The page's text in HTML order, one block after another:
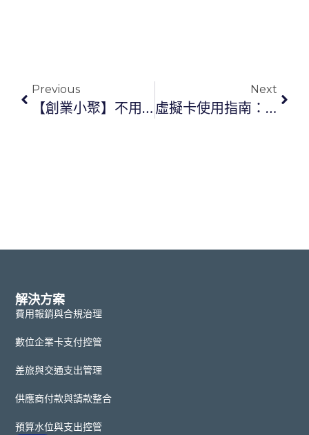
Previous
【創業小聚】不用代墊、不會超支，COMMEET 推虛擬信用卡服務，讓報帳不再麻煩
Next
虛擬卡使用指南：擴大企業支付範圍，虛擬卡其實還可以這樣用！
解決方案
費用報銷與合規治理
數位企業卡支付控管
差旅與交通支出管理
供應商付款與請款整合
預算水位與支出控管